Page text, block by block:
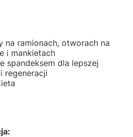
na ramionach, otworach na
i mankietach
spandeksem dla lepszej
regeneracji